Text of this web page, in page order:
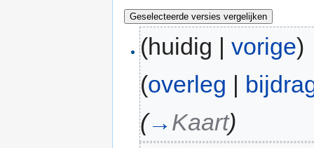
(huidig |vorige)
(overleg |
(→ Kaart)